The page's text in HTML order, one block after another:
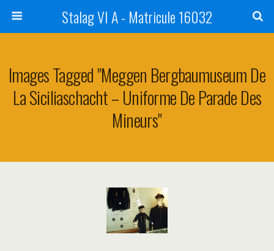
Stalag VI A - Matricule 16032
Images Tagged "Meggen Bergbaumuseum De
La Siciliaschacht – Uniforme De Parade Des
Mineurs"